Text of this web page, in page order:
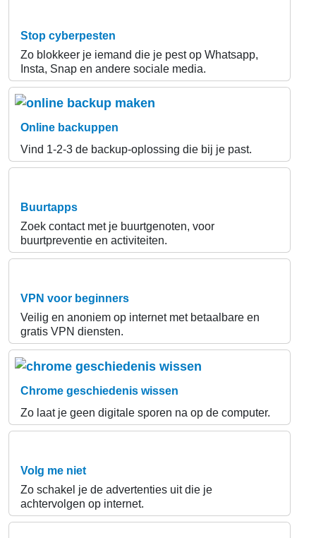
Stop cyberpesten
Zo blokkeer je iemand die je pest op Whatsapp,
Insta, Snap en andere sociale media.
Online backuppen
Vind 1-2-3 de backup-oplossing die bij je past.
Buurtapps
Zoek contact met je buurtgenoten, voor
buurtpreventie en activiteiten.
VPN voor beginners
Veilig en anoniem op internet met betaalbare en
gratis VPN diensten.
Chrome geschiedenis wissen
Zo laat je geen digitale sporen na op de computer.
Volg me niet
Zo schakel je de advertenties uit die je
achtervolgen op internet.